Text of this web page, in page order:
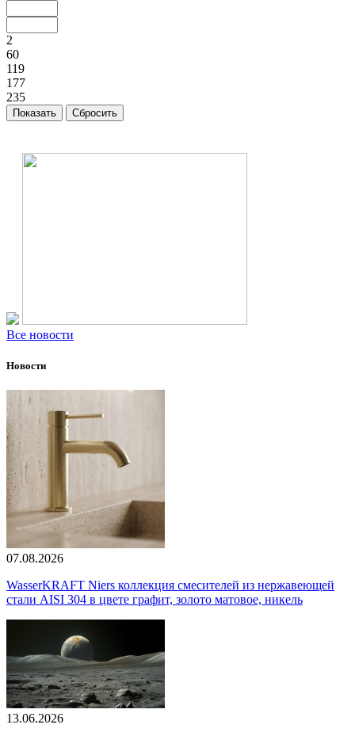
2
60
119
177
235
Все новости
Новости
07.08.2026
WasserKRAFT Niers коллекция смесителей из нержавеющей
стали AISI 304 в цвете графит, золото матовое, никель
13.06.2026